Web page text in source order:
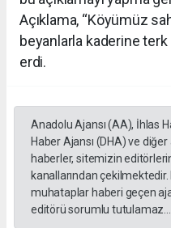
Açıklama, “Köyümüz
beyanlarla kaderine
erdi.
Anadolu Ajansı (AA), İhlas
Haber Ajansı (DHA) ve
haberler, sitemizin
kanallarından
muhataplar haberi geçen
editörü sorumlu tutulamaz...